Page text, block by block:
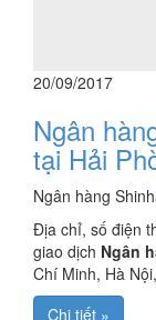
20/09/2017
Ngân
tại Hải
Ngân hàng
Địa chỉ, số điện
giao dịch Ngân
Chí Minh, Hà
Chi tiết »